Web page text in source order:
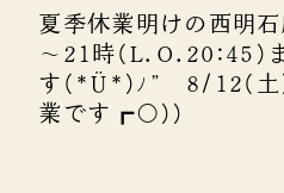
夏季休業明けの西明
～21時(L.O.20:45)
す(*Ü*)ﾉ” 8/12(土)
業です┏○))